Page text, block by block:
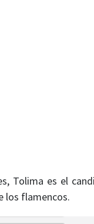
Tolima es el
los flamencos.